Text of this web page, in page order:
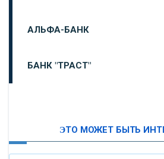
АЛЬФА-БАНК
БАНК "ТРАСТ"
ЭТО МОЖЕТ БЫТЬ